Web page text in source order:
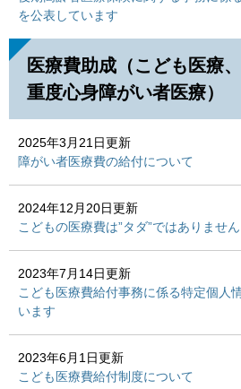
を公表しています
医療費助成（こども医療
重度心身障がい者医療）
2025年3月21日更新
障がい者医療費の給付について
2024年12月20日更新
こどもの医療費は”タダ”ではありません
2023年7月14日更新
こども医療費給付事務に係る特定個人
います
2023年6月1日更新
こども医療費給付制度について